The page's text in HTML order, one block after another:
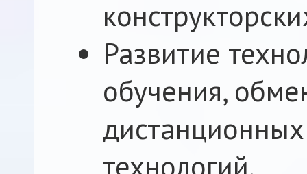
Развитие
обучения,
технологий.